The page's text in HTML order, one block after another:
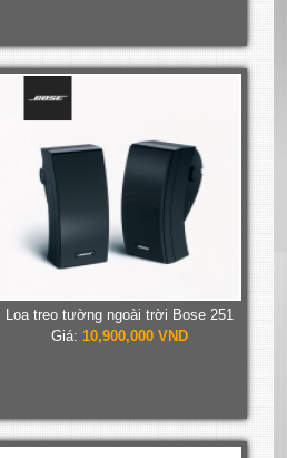
Loa treo tường ngoài trời Bose 251
Giá: 10,900,000 VND